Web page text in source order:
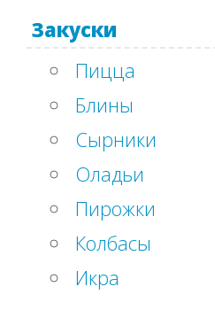
Закуски
Пицца
Блины
Сырники
Оладьи
Пирожки
Колбасы
Икра